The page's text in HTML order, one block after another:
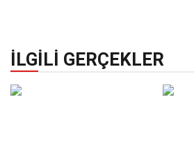
İLGILI GERÇEKLER